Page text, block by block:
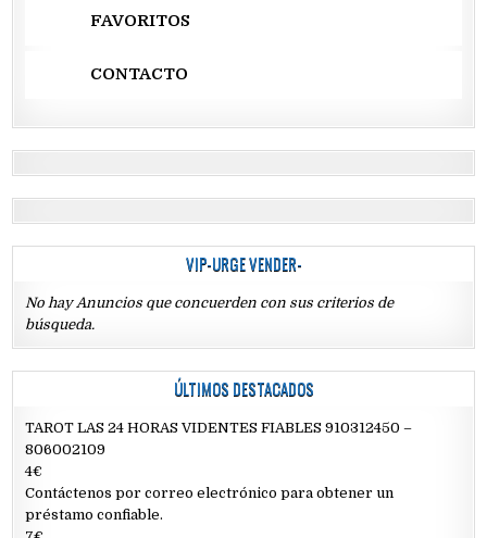
FAVORITOS
CONTACTO
VIP-URGE VENDER-
No hay Anuncios que concuerden con sus criterios de
búsqueda.
ÚLTIMOS DESTACADOS
TAROT LAS 24 HORAS VIDENTES FIABLES 910312450 –
806002109
4€
Contáctenos por correo electrónico para obtener un
préstamo confiable.